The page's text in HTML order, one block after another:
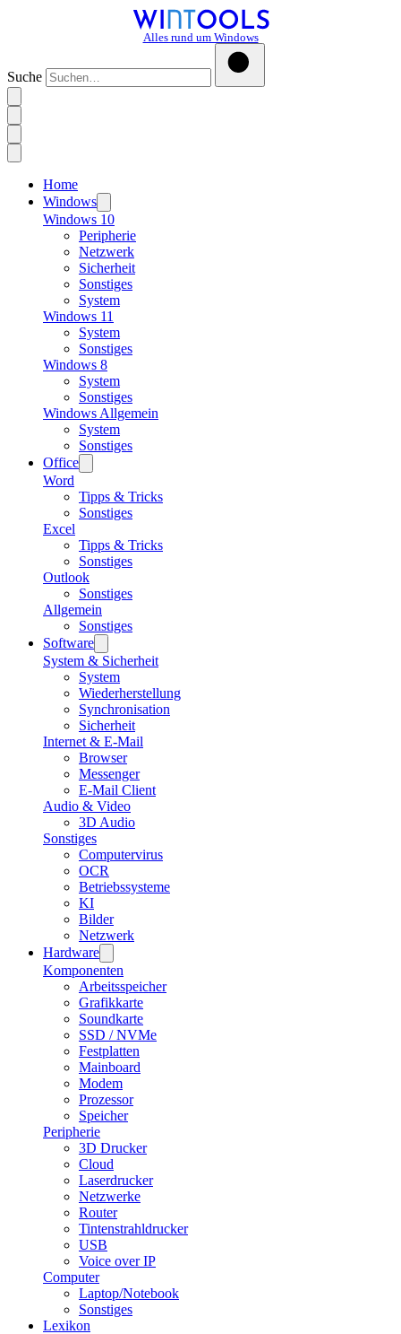
Alles rund um Windows
Suche
Home
Windows
Windows 10
Peripherie
Netzwerk
Sicherheit
Sonstiges
System
Windows 11
System
Sonstiges
Windows 8
System
Sonstiges
Windows Allgemein
System
Sonstiges
Office
Word
Tipps & Tricks
Sonstiges
Excel
Tipps & Tricks
Sonstiges
Outlook
Sonstiges
Allgemein
Sonstiges
Software
System & Sicherheit
System
Wiederherstellung
Synchronisation
Sicherheit
Internet & E-Mail
Browser
Messenger
E-Mail Client
Audio & Video
3D Audio
Sonstiges
Computervirus
OCR
Betriebssysteme
KI
Bilder
Netzwerk
Hardware
Komponenten
Arbeitsspeicher
Grafikkarte
Soundkarte
SSD / NVMe
Festplatten
Mainboard
Modem
Prozessor
Speicher
Peripherie
3D Drucker
Cloud
Laserdrucker
Netzwerke
Router
Tintenstrahldrucker
USB
Voice over IP
Computer
Laptop/Notebook
Sonstiges
Lexikon